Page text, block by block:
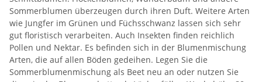
Sommerblumen überzeugen durch ihren Duft. Weitere Arten
wie Jungfer im Grünen und Füchsschwanz lassen sich sehr
gut floristisch verarbeiten. Auch Insekten finden reichlich
Pollen und Nektar. Es befinden sich in der Blumenmischung
Arten, die auf allen Böden gedeihen. Legen Sie die
Sommerblumenmischung als Beet neu an oder nutzen Sie